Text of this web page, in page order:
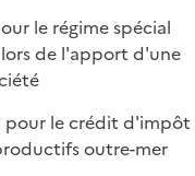
le régime spécial
lors de l'apport d'une
pour le crédit d'impôt
outre-mer